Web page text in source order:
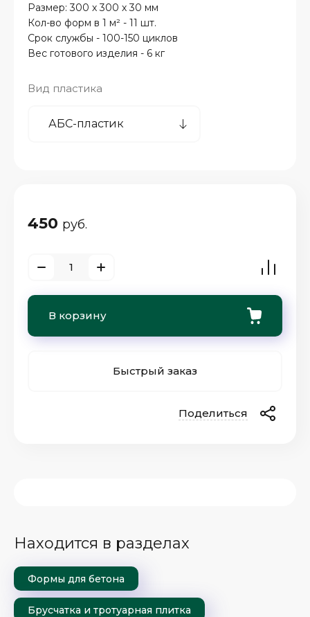
Размер: 300 х 300 х 30 мм
Кол-во форм в 1 м² - 11 шт.
Срок службы - 100-150 циклов
Вес готового изделия - 6 кг
Вид пластика
450 руб.
В корзину
Быстрый заказ
Поделиться
Находится в разделах
Формы для бетона
Брусчатка и тротуарная плитка